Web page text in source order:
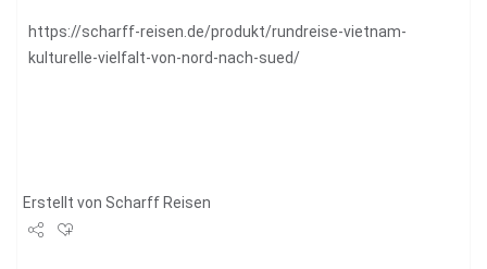
https://scharff-reisen.de/produkt/rundreise-vietnam-
kulturelle-vielfalt-von-nord-nach-sued/
Erstellt von Scharff Reisen